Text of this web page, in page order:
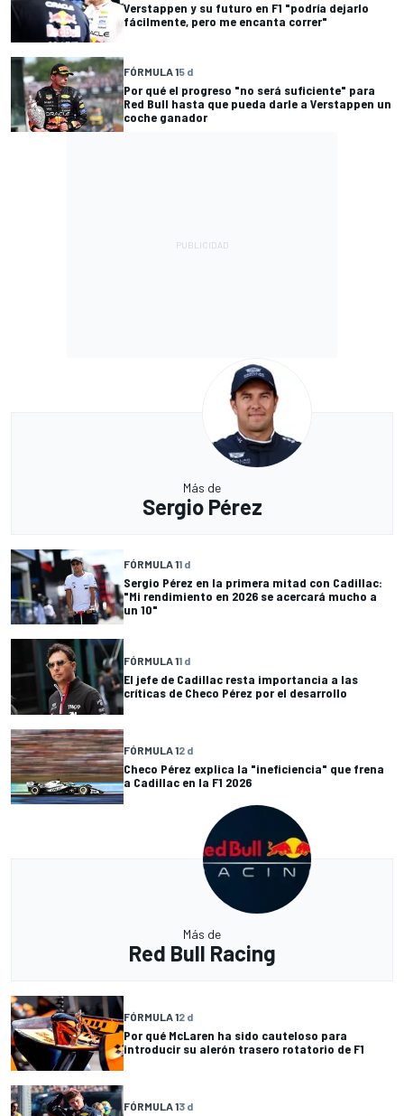
Verstappen y su futuro en F1 "podría dejarlo
fácilmente, pero me encanta correr"
FÓRMULA 15 d
Por qué el progreso "no será suficiente" para
Red Bull hasta que pueda darle a Verstappen un
coche ganador
Más de
Sergio Pérez
FÓRMULA 11 d
Sergio Pérez en la primera mitad con Cadillac:
"Mi rendimiento en 2026 se acercará mucho a
un 10"
FÓRMULA 11 d
El jefe de Cadillac resta importancia a las
críticas de Checo Pérez por el desarrollo
FÓRMULA 12 d
Checo Pérez explica la "ineficiencia" que frena
a Cadillac en la F1 2026
Más de
Red Bull Racing
FÓRMULA 12 d
Por qué McLaren ha sido cauteloso para
introducir su alerón trasero rotatorio de F1
FÓRMULA 13 d